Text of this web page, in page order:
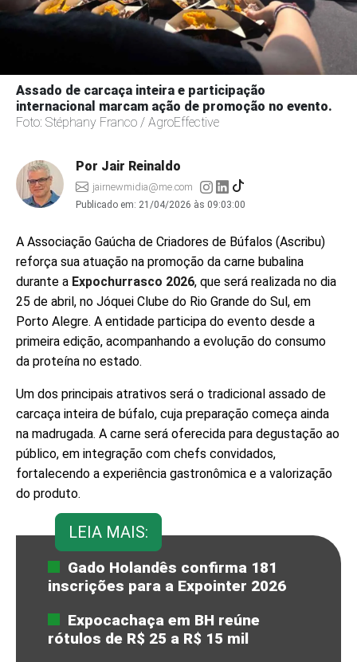
Assado de carcaça inteira e participação
internacional marcam ação de promoção no evento.
Foto: Stéphany Franco / AgroEffective
Por Jair Reinaldo
jairnewmidia@me.com
Publicado em: 21/04/2026 às 09:03:00
A Associação Gaúcha de Criadores de Búfalos (Ascribu)
reforça sua atuação na promoção da carne bubalina
durante a Expochurrasco 2026, que será realizada no dia
25 de abril, no Jóquei Clube do Rio Grande do Sul, em
Porto Alegre. A entidade participa do evento desde a
primeira edição, acompanhando a evolução do consumo
da proteína no estado.
Um dos principais atrativos será o tradicional assado de
carcaça inteira de búfalo, cuja preparação começa ainda
na madrugada. A carne será oferecida para degustação ao
público, em integração com chefs convidados,
fortalecendo a experiência gastronômica e a valorização
do produto.
LEIA MAIS:
Gado Holandês confirma 181
inscrições para a Expointer 2026
Expocachaça em BH reúne
rótulos de R$ 25 a R$ 15 mil